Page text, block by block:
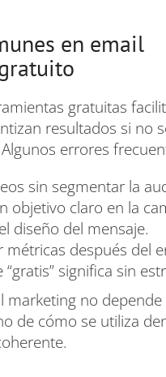
en email
gratuitas
resultados si no
errores
sin segmentar la
objetivo claro en la
diseño del mensaje.
métricas después del
“gratis” significa sin
marketing no
de cómo se utiliza